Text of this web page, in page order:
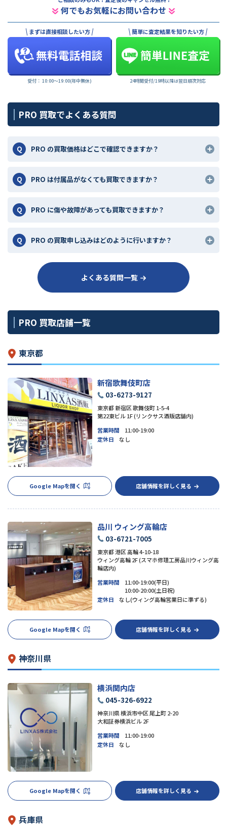
何でもお気軽にお問い合わせ
まずは直接相談したい方
受付： 10:00〜19:00(年中無休)
簡単に査定結果を知りたい方
24時間受付/19時以降は翌日順次対応
PRO 買取でよくある質問
PRO の買取価格はどこで確認できますか？
PRO は付属品がなくても買取できますか？
PRO に傷や故障があっても買取できますか？
PRO の買取申し込みはどのように行いますか？
よくある質問一覧
PRO 買取店舗一覧
東京都
新宿歌舞伎町店
03-6273-9127
東京都 新宿区 歌舞伎町 1-5-4
第22東ビル 1F (リンクサス酒販店舗内)
営業時間
11:00-19:00
定休日
なし
Google Mapを開く 店舗情報を詳しく見る
品川 ウィング高輪店
03-6721-7005
東京都 港区 高輪 4-10-18
ウィング高輪 2F (スマホ修理工房品川ウィング高
輪店内)
営業時間
11:00-19:00(平日)
10:00-20:00(土日祝)
定休日
なし(ウィング高輪営業日に準ずる)
Google Mapを開く 店舗情報を詳しく見る
神奈川県
横浜関内店
045-326-6922
神奈川県 横浜市中区 尾上町 2-20
大和証券横浜ビル 2F
営業時間
11:00-19:00
定休日
なし
Google Mapを開く 店舗情報を詳しく見る
兵庫県